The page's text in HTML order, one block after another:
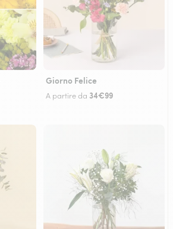
Giorno Felice
A partire da 34€99